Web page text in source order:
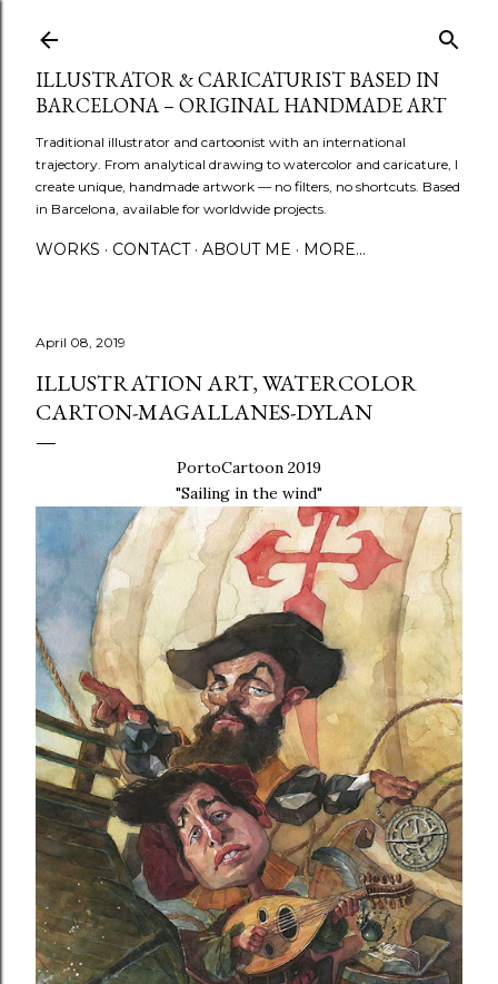
ILLUSTRATOR & CARICATURIST BASED IN
BARCELONA – ORIGINAL HANDMADE ART
Traditional illustrator and cartoonist with an international
trajectory. From analytical drawing to watercolor and caricature, I
create unique, handmade artwork — no filters, no shortcuts. Based
in Barcelona, available for worldwide projects.
WORKS CONTACT ABOUT ME MORE…
April 08, 2019
ILLUSTRATION ART, WATERCOLOR
CARTON-MAGALLANES-DYLAN
PortoCartoon 2019
"Sailing in the wind"